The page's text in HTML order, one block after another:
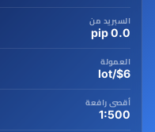
السبريد من
0.0 pip
العمولة
$6/lot
أقصى رافعة
1:500